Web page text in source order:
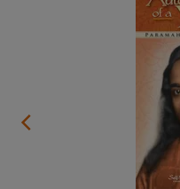
月に収録されました。